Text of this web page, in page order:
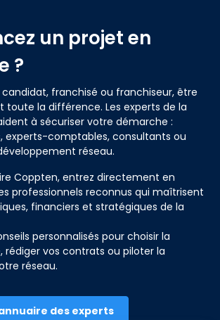
un projet en
?​
candidat, franchisé ou franchiseur, être
toute la différence. Les experts de la
à sécuriser votre démarche :
experts-comptables, consultants ou
réseau.​
Coppten, entrez directement en
professionnels reconnus qui maîtrisent
financiers et stratégiques de la
personnalisés pour choisir la
rédiger vos contrats ou piloter la
réseau.​
des experts​